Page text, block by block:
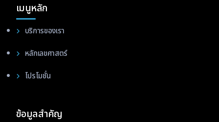
เมนูหลัก
บริการของเรา
หลักเลขศาสตร์
โปรโมชั่น
ข้อมูลสำคัญ